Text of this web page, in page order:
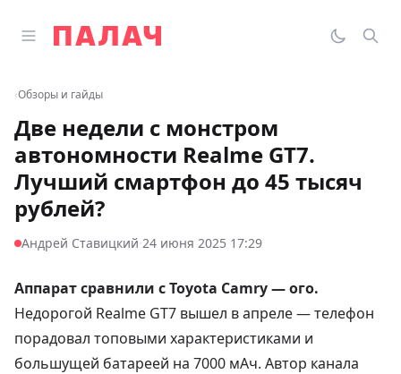
Открыть главное меню
Палач
‹Обзоры и гайды
Две недели с монстром
автономности Realme GT7.
Лучший смартфон до 45 тысяч
рублей?
Андрей Ставицкий·24 июня 2025 17:29
Аппарат сравнили с Toyota Camry — ого.
Недорогой Realme GT7 вышел в апреле — телефон
порадовал топовыми характеристиками и
большущей батареей на 7000 мАч. Автор канала